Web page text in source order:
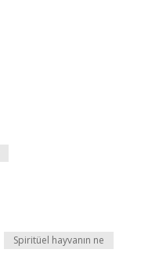
Spiritüel hayvanın ne